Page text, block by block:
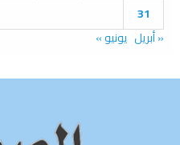
31
« أبريل يونيو »